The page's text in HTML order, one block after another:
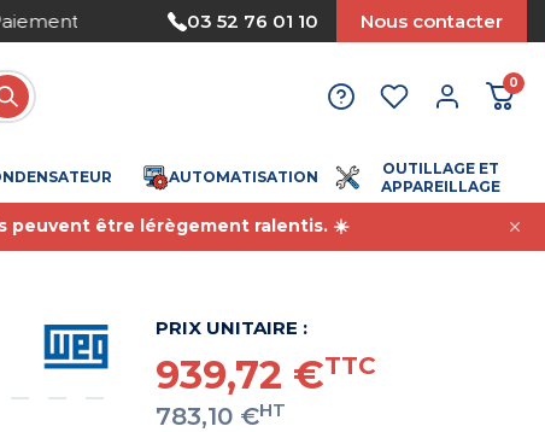
Nous acceptons le paiement par
03 52 76 01 10 Nous contacter
0
AUTOMATISATION
OUTILLAGE ET
APPAREILLAGE
peuvent être lérègement ralentis. ☀️
PRIX UNITAIRE :
939,72 €TTC
783,10 €HT